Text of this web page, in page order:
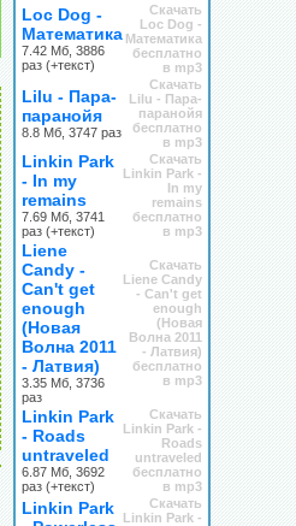
Loc Dog -
Математика
7.42 Мб, 3886
раз (+текст)
Скачать
Loc Dog -
Математика
бесплатно
в mp3
Lilu - Пара-
паранойя
8.8 Мб, 3747 раз
Скачать
Lilu - Пара-
паранойя
бесплатно
в mp3
Linkin Park
- In my
remains
7.69 Мб, 3741
раз (+текст)
Скачать
Linkin Park -
In my
remains
бесплатно
в mp3
Liene
Candy -
Can't get
enough
(Новая
Волна 2011
- Латвия)
3.35 Мб, 3736
раз
Скачать
Liene Candy
- Can't get
enough
(Новая
Волна 2011
- Латвия)
бесплатно
в mp3
Linkin Park
- Roads
untraveled
6.87 Мб, 3692
раз (+текст)
Скачать
Linkin Park -
Roads
untraveled
бесплатно
в mp3
Linkin Park
Скачать
Linkin Park -